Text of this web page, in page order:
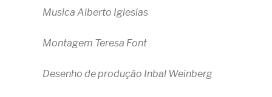
Musica Alberto Iglesias
Montagem Teresa Font
Desenho de produção Inbal Weinberg